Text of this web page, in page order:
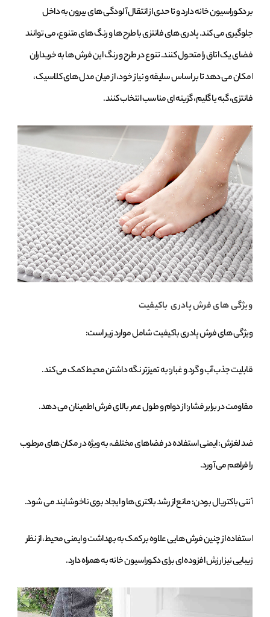
بر دکوراسیون خانه دارد و تا حدی از انتقال آلودگی ‌های بیرون به داخل
جلوگیری می ‌کند. پادری ‌های فانتزی با طرح ‌ها و رنگ ‌های متنوع، می ‌توانند
فضای یک اتاق را متحول کنند. تنوع در طرح و رنگ این فرش‌ ها به خریداران
امکان می ‌دهد تا بر اساس سلیقه و نیاز خود، از میان مدل ‌های کلاسیک،
فانتزی، گبه یا گلیم، گزینه ‌ای مناسب انتخاب کنند.
ویژگی ‌های فرش پادری باکیفیت
ویژگی ‌های فرش پادری باکیفیت شامل موارد زیر است:
قابلیت جذب آب و گرد و غبار: به تمیزتر نگه داشتن محیط کمک می ‌کند.
مقاومت در برابر فشار: از دوام و طول عمر بالای فرش اطمینان می ‌دهد.
ضد لغزش: ایمنی استفاده در فضاهای مختلف، به ویژه در مکان‌ های مرطوب
را فراهم می ‌آورد.
آنتی‌ باکتریال بودن: مانع از رشد باکتری‌ ها و ایجاد بوی ناخوشایند می ‌شود.
استفاده از چنین فرش ‌هایی علاوه بر کمک به بهداشت و ایمنی محیط، از نظر
زیبایی نیز ارزش افزوده‌ ای برای دکوراسیون خانه به همراه دارد.